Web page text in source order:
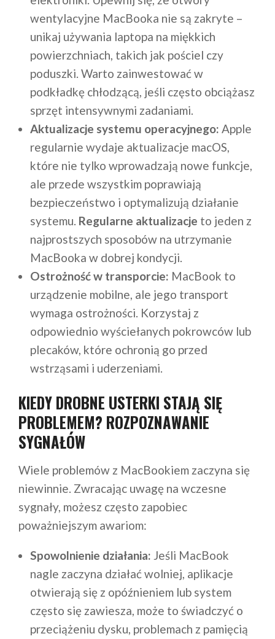
wentylacyjne MacBooka nie są zakryte –
unikaj używania laptopa na miękkich
powierzchniach, takich jak pościel czy
poduszki. Warto zainwestować w
podkładkę chłodzącą, jeśli często obciążasz
sprzęt intensywnymi zadaniami.
Aktualizacje systemu operacyjnego: Apple
regularnie wydaje aktualizacje macOS,
które nie tylko wprowadzają nowe funkcje,
ale przede wszystkim poprawiają
bezpieczeństwo i optymalizują działanie
systemu. Regularne aktualizacje to jeden z
najprostszych sposobów na utrzymanie
MacBooka w dobrej kondycji.
Ostrożność w transporcie: MacBook to
urządzenie mobilne, ale jego transport
wymaga ostrożności. Korzystaj z
odpowiednio wyściełanych pokrowców lub
plecaków, które ochronią go przed
wstrząsami i uderzeniami.
KIEDY DROBNE USTERKI STAJĄ SIĘ
PROBLEMEM? ROZPOZNAWANIE
SYGNAŁÓW
Wiele problemów z MacBookiem zaczyna się
niewinnie. Zwracając uwagę na wczesne
sygnały, możesz często zapobiec
poważniejszym awariom:
Spowolnienie działania: Jeśli MacBook
nagle zaczyna działać wolniej, aplikacje
otwierają się z opóźnieniem lub system
często się zawiesza, może to świadczyć o
przeciążeniu dysku, problemach z pamięcią